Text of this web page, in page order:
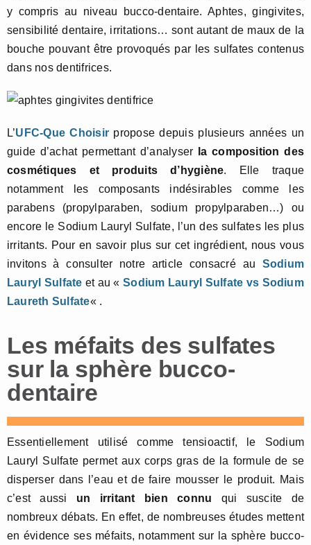
y compris au niveau bucco-dentaire. Aphtes, gingivites,
sensibilité dentaire, irritations… sont autant de maux de la
bouche pouvant être provoqués par les sulfates contenus
dans nos dentifrices.
L’UFC-Que Choisir propose depuis plusieurs années un
guide d’achat permettant d’analyser
la composition des
cosmétiques et produits d’hygiène. Elle traque
notamment les composants indésirables comme les
parabens (propylparaben, sodium propylparaben…) ou
encore le Sodium Lauryl Sulfate, l’un des sulfates les plus
irritants. Pour en savoir plus sur cet ingrédient, nous vous
invitons à consulter notre article consacré au Sodium
Lauryl Sulfate et au «Sodium Lauryl Sulfate vs Sodium
Laureth Sulfate« .
Les méfaits des sulfates
sur la sphère bucco-
dentaire
Essentiellement utilisé comme tensioactif, le Sodium
Lauryl Sulfate permet aux corps gras de la formule de se
disperser dans l’eau et de faire mousser le produit. Mais
c’est aussi un irritant bien connu qui suscite de
nombreux débats. En effet, de nombreuses études mettent
en évidence ses méfaits, notamment sur la sphère bucco-